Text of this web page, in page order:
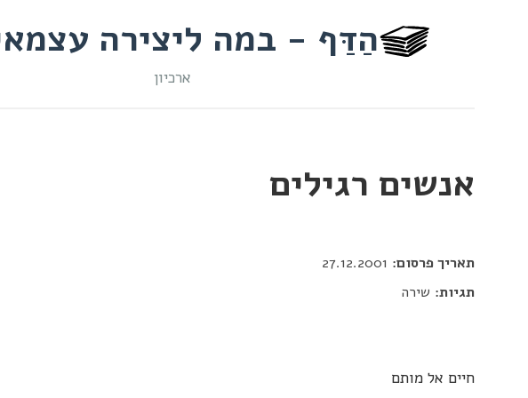
הַדַּף - במה ליצירה
ארכיון
אנשים רגילים
תאריך פרסום:
תגיות: שירה
חיים אל מותם